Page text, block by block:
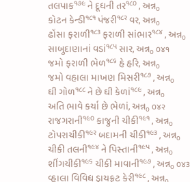
તલપાક૧૭૯ ને દૂધની તર૧૮૦ , અન્ન૦
કોટન કેન્ડી૧૮૧ પંજરી૧૮૨ વર, અન્ન૦
ઢોંસા ફરાળી૧૮૩ ફરાળી સાંભાર૧૮૪ , અન્ન૦
સાબુદાણાનાં વડાં૧૮૫ સાર, અન્ન૦ ૦૪૧
જમો ફરાળી ભેળ૧૮૬ હે હરિ, અન્ન૦
જમો વહાલામાખણ મિસરી૧૮૭ , અન્ન૦
ઘી ગોળ૧૮૮ ને છેઘી કેળાં૧૮૯ , અન્ન૦
અતિ ભાવે કર્યા છે ભેળાં, અન્ન૦ ૦૪૨
રાજગરાની૧૯૦ કાજુની ચીકી૧૯૧ , અન્ન૦
ટોપરાચીકી૧૯૨ બદામની ચીકી૧૯૩ , અન્ન૦
ચીકી તલની૧૯૪ ને પિસ્તાની૧૯૫ , અન્ન૦
શીંગચીકી૧૯૬ ચીકી માવાની૧૯૭ , અન્ન૦ ૦૪૩
૧૯૮